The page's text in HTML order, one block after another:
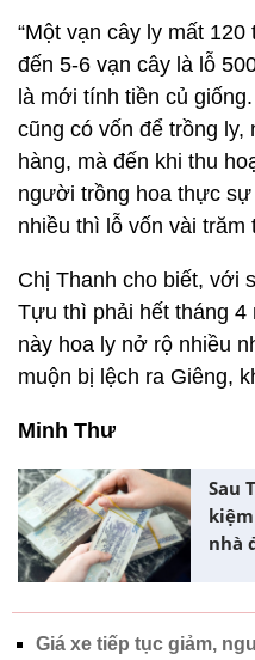
“Một vạn cây ly mất
đến 5-6 vạn cây là lỗ
là mới tính tiền củ
cũng có vốn để trồng ly,
hàng, mà đến khi thu
người trồng hoa thực
nhiều thì lỗ vốn vài trăm
Chị Thanh cho biết, với
Tựu thì phải hết tháng
này hoa ly nở rộ nhiều
muộn bị lệch ra Giêng,
Minh Thư
Sau
nhà
Giá xe tiếp tục giảm,